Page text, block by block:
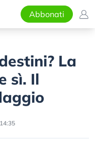
Abbonati
La
sì. Il